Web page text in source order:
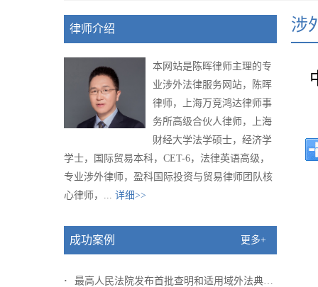
律师介绍
本网站是陈晖律师主理的专
业涉外法律服务网站，陈晖
律师，上海万竞鸿达律师事
务所高级合伙人律师，上海
财经大学法学硕士，经济学
学士，国际贸易本科，CET-6，法律英语高级，
专业涉外律师，盈科国际投资与贸易律师团队核
心律师，... 详细>>
成功案例 更多+
最高人民法院发布首批查明和适用域外法典型...
涉